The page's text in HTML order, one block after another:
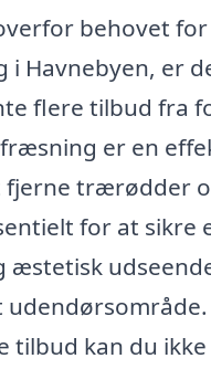
behovet for
Havnebyen, er
flere tilbud fra
er en
fjerne trærødder
for at sikre
æstetisk
udendørsområde.
tilbud kan du